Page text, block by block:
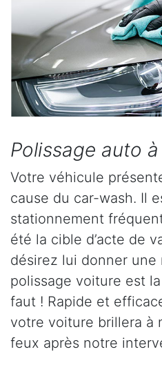
Polissage auto
Votre véhicule
cause du car-wash. Il
stationnement
été la cible d’acte de
désirez lui donner
polissage voiture est
faut ! Rapide et
votre voiture brillera à
feux après notre